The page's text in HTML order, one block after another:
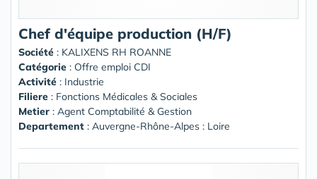
Chef d'équipe production (H/F)
Société : KALIXENS RH ROANNE
Catégorie : Offre emploi CDI
Activité : Industrie
Filiere : Fonctions Médicales & Sociales
Metier : Agent Comptabilité & Gestion
Departement : Auvergne-Rhône-Alpes : Loire